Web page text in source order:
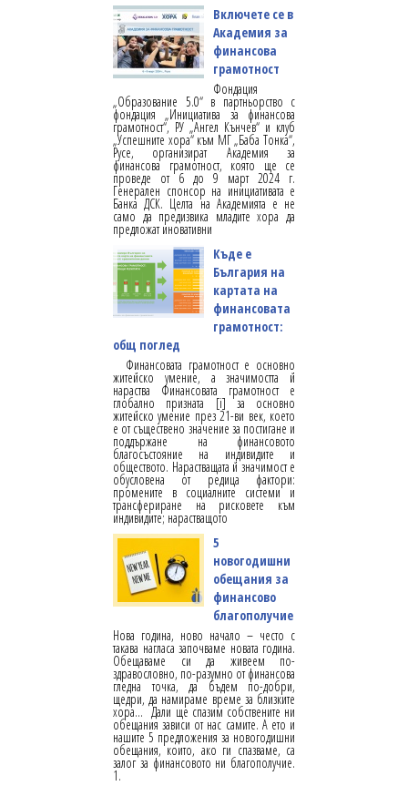
Включете се в
Академия за
финансова
грамотност
Фондация
„Образование 5.0“ в партньорство с
фондация „Инициатива за финансова
грамотност“, РУ „Ангел Кънчев“ и клуб
„Успешните хора“ към МГ „Баба Тонка“,
Русе, организират Академия за
финансова грамотност, която ще се
проведе от 6 до 9 март 2024 г.
Генерален спонсор на инициативата е
Банка ДСК. Целта на Академията е не
само да предизвика младите хора да
предложат иновативни
Къде е
България на
картата на
финансовата
грамотност:
общ поглед
Финансовата грамотност е основно
житейско умение, а значимостта й
нараства Финансовата грамотност е
глобално призната [i] за основно
житейско умение през 21-ви век, което
е от съществено значение за постигане и
поддържане на финансовото
благосъстояние на индивидите и
обществото. Нарастващата й значимост е
обусловена от редица фактори:
промените в социалните системи и
трансфериране на рисковете към
индивидите; нарастващото
5
новогодишни
обещания за
финансово
благополучие
Нова година, ново начало – често с
такава нагласа започваме новата година.
Обещаваме си да живеем по-
здравословно, по-разумно от финансова
гледна точка, да бъдем по-добри,
щедри, да намираме време за близките
хора... Дали ще спазим собствените ни
обещания зависи от нас самите. А ето и
нашите 5 предложения за новогодишни
обещания, които, ако ги спазваме, са
залог за финансовото ни благополучие.
1.